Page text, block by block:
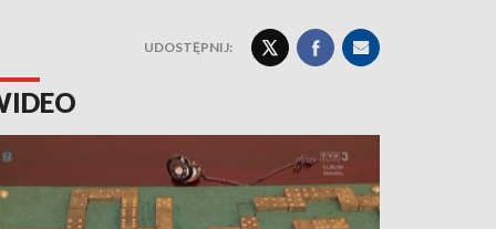
UDOSTĘPNIJ: